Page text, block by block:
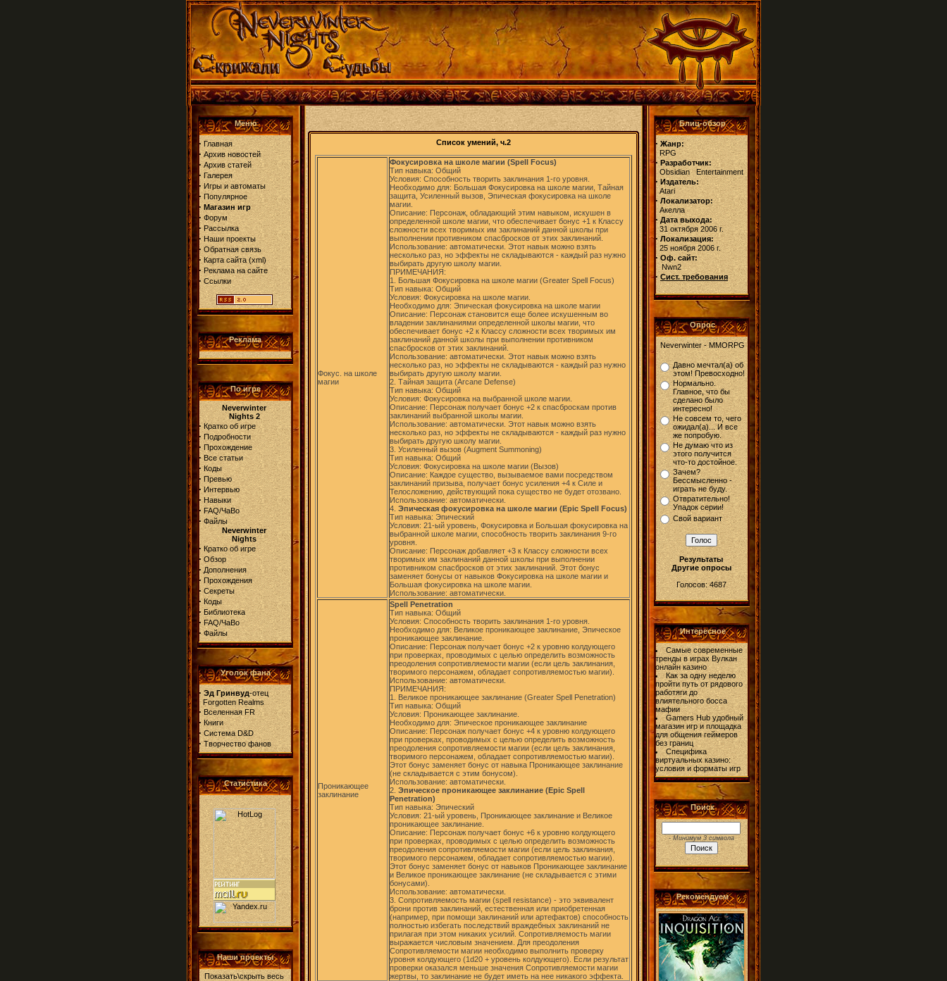
Меню
· Главная
· Архив новостей
· Архив статей
· Галерея
· Игры и автоматы
· Популярное
· Магазин игр
· Форум
· Рассылка
· Наши проекты
· Обратная связь
· Карта сайта(xml)
· Реклама на сайте
· Ссылки
Реклама
По игре
Neverwinter
Nights 2
· Кратко об игре
· Подробности
· Прохождение
· Все статьи
· Коды
· Превью
· Интервью
· Навыки
· FAQ/ЧаВо
· Файлы
Neverwinter
Nights
· Кратко об игре
· Обзор
· Дополнения
· Прохождения
· Секреты
· Коды
· Библиотека
· FAQ/ЧаВо
· Файлы
Уголок фана
· Эд Гринвуд-отец
Forgotten Realms
· Вселенная FR
· Книги
· Система D&D
· Творчество фанов
Статистика
Наши проекты
Показать\скрыть весь
Список умений, ч.2
Фокус. на школе
магии
Фокусировка на школе магии (Spell Focus)
Тип навыка: Общий
Условия: Способность творить заклинания 1-го уровня.
Необходимо для: Большая Фокусировка на школе магии, Тайная
защита, Усиленный вызов, Эпическая фокусировка на школе
магии.
Описание: Персонаж, обладающий этим навыком, искушен в
определенной школе магии, что обеспечивает бонус +1 к Классу
сложности всех творимых им заклинаний данной школы при
выполнении противником спасбросков от этих заклинаний.
Использование: автоматически. Этот навык можно взять
несколько раз, но эффекты не складываются - каждый раз нужно
выбирать другую школу магии.
ПРИМЕЧАНИЯ:
1. Большая Фокусировка на школе магии (Greater Spell Focus)
Тип навыка: Общий
Условия: Фокусировка на школе магии.
Необходимо для: Эпическая фокусировка на школе магии
Описание: Персонаж становится еще более искушенным во
владении заклинаниями определенной школы магии, что
обеспечивает бонус +2 к Классу сложности всех творимых им
заклинаний данной школы при выполнении противником
спасбросков от этих заклинаний.
Использование: автоматически. Этот навык можно взять
несколько раз, но эффекты не складываются - каждый раз нужно
выбирать другую школу магии.
2. Тайная защита (Arcane Defense)
Тип навыка: Общий
Условия: Фокусировка на выбранной школе магии.
Описание: Персонаж получает бонус +2 к спасброскам против
заклинаний выбранной школы магии.
Использование: автоматически. Этот навык можно взять
несколько раз, но эффекты не складываются - каждый раз нужно
выбирать другую школу магии.
3. Усиленный вызов (Augment Summoning)
Тип навыка: Общий
Условия: Фокусировка на школе магии (Вызов)
Описание: Каждое существо, вызываемое вами посредством
заклинаний призыва, получает бонус усиления +4 к Силе и
Телосложению, действующий пока существо не будет отозвано.
Использование: автоматически.
4. Эпическая фокусировка на школе магии (Epic Spell Focus)
Тип навыка: Эпический
Условия: 21-ый уровень, Фокусировка и Большая фокусировка на
выбранной школе магии, способность творить заклинания 9-го
уровня.
Описание: Персонаж добавляет +3 к Классу сложности всех
творимых им заклинаний данной школы при выполнении
противником спасбросков от этих заклинаний. Этот бонус
заменяет бонусы от навыков Фокусировка на школе магии и
Большая фокусировка на школе магии.
Использование: автоматически.
Проникающее
заклинание
Spell Penetration
Тип навыка: Общий
Условия: Способность творить заклинания 1-го уровня.
Необходимо для: Великое проникающее заклинание, Эпическое
проникающее заклинание.
Описание: Персонаж получает бонус +2 к уровню колдующего
при проверках, проводимых с целью определить возможность
преодоления сопротивляемости магии (если цель заклинания,
творимого персонажем, обладает сопротивляемостью магии).
Использование: автоматически.
ПРИМЕЧАНИЯ:
1. Великое проникающее заклинание (Greater Spell Penetration)
Тип навыка: Общий
Условия: Проникающее заклинание.
Необходимо для: Эпическое проникающее заклинание
Описание: Персонаж получает бонус +4 к уровню колдующего
при проверках, проводимых с целью определить возможность
преодоления сопротивляемости магии (если цель заклинания,
творимого персонажем, обладает сопротивляемостью магии).
Этот бонус заменяет бонус от навыка Проникающее заклинание
(не складывается с этим бонусом).
Использование: автоматически.
2. Эпическое проникающее заклинание (Epic Spell
Penetration)
Тип навыка: Эпический
Условия: 21-ый уровень, Проникающее заклинание и Великое
проникающее заклинание.
Описание: Персонаж получает бонус +6 к уровню колдующего
при проверках, проводимых с целью определить возможность
преодоления сопротивляемости магии (если цель заклинания,
творимого персонажем, обладает сопротивляемостью магии).
Этот бонус заменяет бонус от навыков Проникающее заклинание
и Великое проникающее заклинание (не складывается с этими
бонусами).
Использование: автоматически.
3. Сопротивляемость магии (spell resistance) - это эквивалент
брони против заклинаний, естественная или приобретенная
(например, при помощи заклинаний или артефактов) способность
полностью избегать последствий враждебных заклинаний не
прилагая при этом никаких усилий. Сопротивляемость магии
выражается числовым значением. Для преодоления
Сопротивляемости магии необходимо выполнить проверку
уровня колдующего (1d20 + уровень колдующего). Если результат
проверки оказался меньше значения Сопротивляемости магии
жертвы, то заклинание не будет иметь на нее никакого эффекта.
Блиц-обзор
· Жанр:
RPG
· Разработчик:
Obsidian Entertainment
· Издатель:
Atari
· Локализатор:
Акелла
· Дата выхода:
31 октября 2006 г.
· Локализация:
25 ноября 2006 г.
· Оф. сайт:
Nwn2
· Сист. требования
Опрос
Neverwinter - MMORPG
Давно мечтал(а) об
этом! Превосходно!
Нормально.
Главное, что бы
сделано было
интересно!
Не совсем то, чего
ожидал(а)... И все
же попробую.
Не думаю что из
этого получится
что-то достойное.
Зачем?
Бессмысленно -
играть не буду.
Отвратительно!
Упадок серии!
Свой вариант
Результаты
Другие опросы
Голосов: 4687
Интересное
Самые современные
тренды в играх Вулкан
онлайн казино
Как за одну неделю
пройти путь от рядового
работяги до
влиятельного босса
мафии
Gamers Hub удобный
магазин игр и площадка
для общения геймеров
без границ
Специфика
виртуальных казино:
условия и форматы игр
Поиск
- Минимум 3 символа
Рекомендуем